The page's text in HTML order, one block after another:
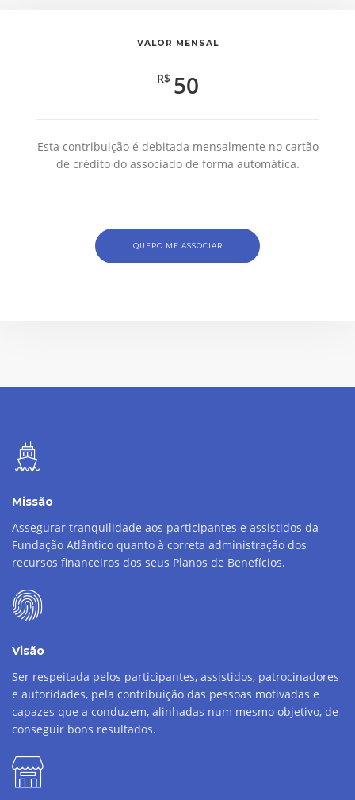
VALOR MENSAL
R$ 50
Esta contribuição é debitada mensalmente no cartão
de crédito do associado de forma automática.
QUERO ME ASSOCIAR
Missão
Assegurar tranquilidade aos participantes e assistidos da
Fundação Atlântico quanto à correta administração dos
recursos financeiros dos seus Planos de Benefícios.
Visão
Ser respeitada pelos participantes, assistidos, patrocinadores
e autoridades, pela contribuição das pessoas motivadas e
capazes que a conduzem, alinhadas num mesmo objetivo, de
conseguir bons resultados.